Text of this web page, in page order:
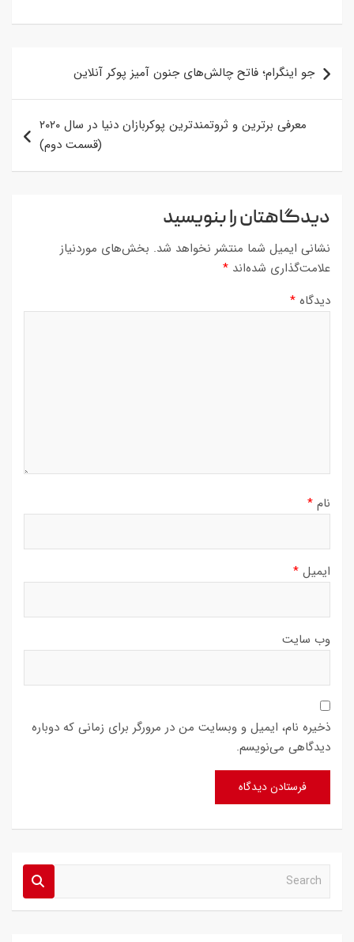
نوشته
جو اینگرام؛ فاتح چالش‌های جنون آمیز پوکر آنلاین
معرفی برترین و ثروتمندترین پوکربازان دنیا در سال ۲۰۲۰
(قسمت دوم)
دیدگاهتان را بنویسید
نشانی ایمیل شما منتشر نخواهد شد. بخش‌های موردنیاز
علامت‌گذاری شده‌اند *
دیدگاه *
نام *
ایمیل *
وب‌ سایت
ذخیره نام، ایمیل و وبسایت من در مرورگر برای زمانی که دوباره
دیدگاهی می‌نویسم.
a